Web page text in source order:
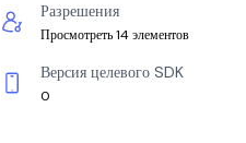
Разрешения
Просмотреть 14 элементов
Версия целевого SDK
0